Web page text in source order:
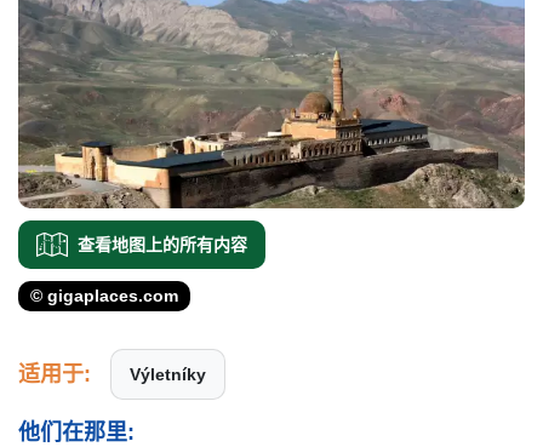
查看地图上的所有内容
© gigaplaces.com
适用于: Výletníky
他们在那里: